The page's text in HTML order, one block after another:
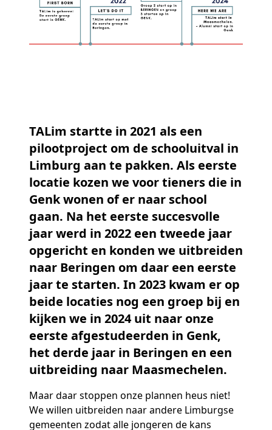
TALim startte in 2021 als een
pilootproject om de schooluitval in
Limburg aan te pakken. Als eerste
locatie kozen we voor tieners die in
Genk wonen of er naar school
gaan. Na het eerste succesvolle
jaar werd in 2022 een tweede jaar
opgericht en konden we uitbreiden
naar Beringen om daar een eerste
jaar te starten. In 2023 kwam er op
beide locaties nog een groep bij en
kijken we in 2024 uit naar onze
eerste afgestudeerden in Genk,
het derde jaar in Beringen en een
uitbreiding naar Maasmechelen.
Maar daar stoppen onze plannen heus niet!
We willen uitbreiden naar andere Limburgse
gemeenten zodat alle jongeren de kans